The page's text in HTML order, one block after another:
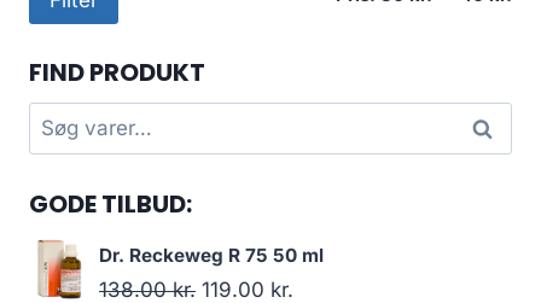
FIND PRODUKT
Søg
efter:
Søg
GODE TILBUD:
Dr. Reckeweg R 75 50 ml
138.00kr. Den
119.00 kr.